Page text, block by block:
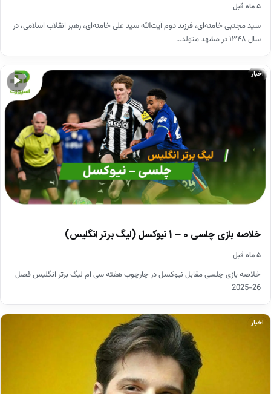
۵ ماه قبل
سید مجتبی خامنه‌ای، فرزند دوم آیت‌الله سید علی خامنه‌ای، رهبر انقلاب اسلامی، در
سال ۱۳۴۸ در مشهد متولد…
▶
اخبار
خلاصه بازی چلسی 0 – 1 نیوکسل (لیگ برتر انگلیس)
۵ ماه قبل
خلاصه بازی چلسی مقابل نیوکسل در چارچوب هفته سی ام لیگ برتر انگلیس فصل
26-2025
اخبار